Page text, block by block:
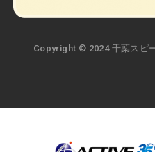
Copyright © 2024 千葉スピ